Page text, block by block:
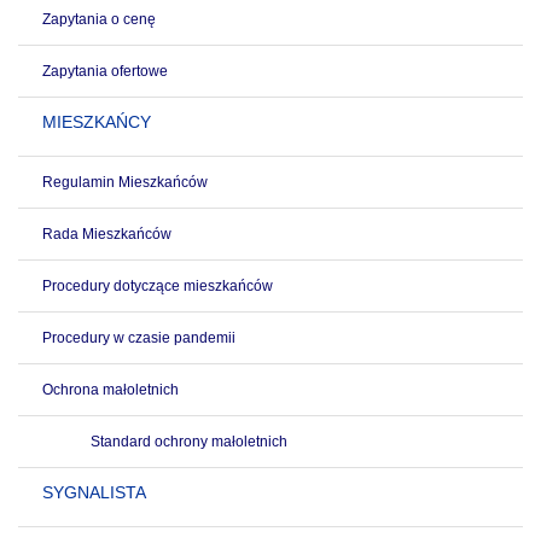
Zapytania o cenę
Zapytania ofertowe
MIESZKAŃCY
Regulamin Mieszkańców
Rada Mieszkańców
Procedury dotyczące mieszkańców
Procedury w czasie pandemii
Ochrona małoletnich
Standard ochrony małoletnich
SYGNALISTA